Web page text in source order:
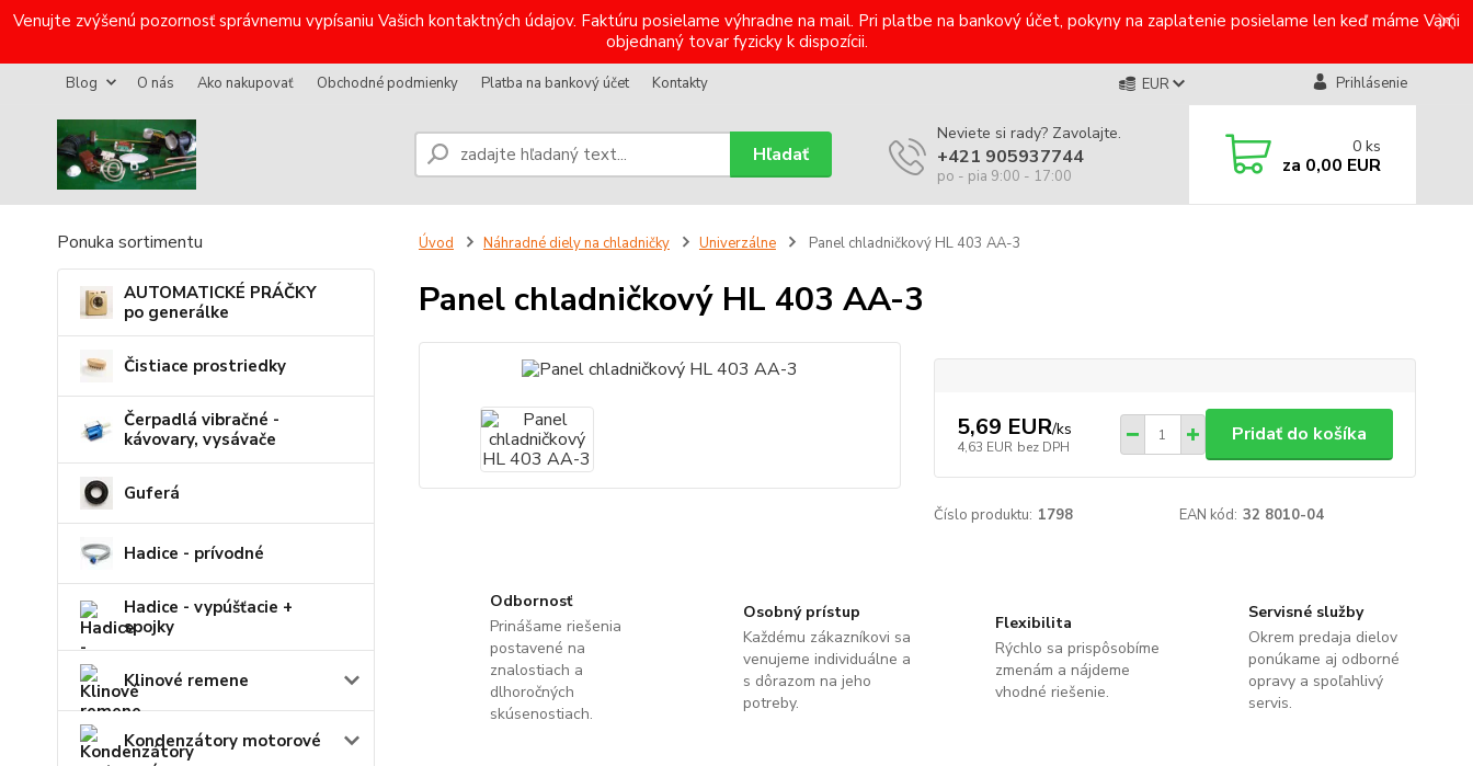
Venujte zvýšenú pozornosť správnemu vypísaniu Vašich kontaktných údajov. Faktúru posielame výhradne na mail. Pri platbe na bankový účet, pokyny na zaplatenie posielame len keď máme Vami
objednaný tovar fyzicky k dispozícii.
Blog O nás Ako nakupovať Obchodné podmienky Platba na bankový účet Kontakty EUR Prihlásenie
Hľadať
Neviete si rady? Zavolajte.
+421 905937744
po - pia 9:00 - 17:00
0 ks
za 0,00 EUR
Ponuka sortimentu
AUTOMATICKÉ PRÁČKY
po generálke
Čistiace prostriedky
Čerpadlá vibračné -
kávovary, vysávače
Guferá
Hadice - prívodné
Hadice - vypúšťacie +
spojky
Klinové remene
Kondenzátory motorové
Úvod Náhradné diely na chladničky Univerzálne Panel chladničkový HL 403 AA-3
Panel chladničkový HL 403 AA-3
5,69 EUR/ks
4,63 EUR bez DPH
Pridať do košíka
Číslo produktu: 1798 EAN kód: 32 8010-04
Odbornosť
Prinášame riešenia
postavené na
znalostiach a
dlhoročných
skúsenostiach.
Osobný prístup
Každému zákazníkovi sa
venujeme individuálne a
s dôrazom na jeho
potreby.
Flexibilita
Rýchlo sa prispôsobíme
zmenám a nájdeme
vhodné riešenie.
Servisné služby
Okrem predaja dielov
ponúkame aj odborné
opravy a spoľahlivý
servis.